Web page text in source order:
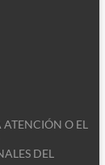
O EL
DEL